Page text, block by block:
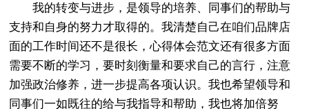
我的转变与进步，是领导的培养、同事们的帮助与
支持和自身的努力才取得的。我清楚自己在咱们品牌店
面的工作时间还不是很长，心得体会范文还有很多方面
需要不断的学习，要时刻衡量和要求自己的言行，注意
加强政治修养，进一步提高各项认识。我也希望领导和
同事们一如既往的给与我指导和帮助，我也将加倍努